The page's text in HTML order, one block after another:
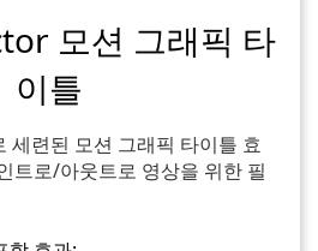
모션 그래픽 타
이틀
세련된 모션 그래픽 타이틀 효
트로/아웃트로 영상을 위한 필